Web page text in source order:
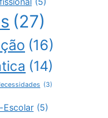
(27)
(16)
(14)
(3)
Escolar (5)